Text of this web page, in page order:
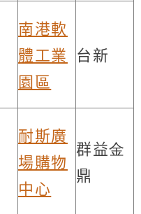
南港軟
體工業
園區
台新
耐斯廣
場購物
中心
群益⾦
鼎